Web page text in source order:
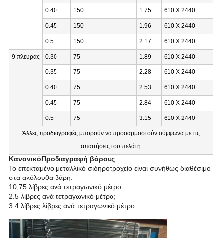
0.40 150 1.75 610 X 2440
0.45 150 1.96 610 X 2440
0.5 150 2.17 610 X 2440
9 πλευράς 0.30 75 1.89 610 X 2440
0.35 75 2.28 610 X 2440
0.40 75 2.53 610 X 2440
0.45 75 2.84 610 X 2440
0.5 75 3.15 610 X 2440
Άλλες προδιαγραφές μπορούν να προσαρμοστούν σύμφωνα με τις
απαιτήσεις του πελάτη
ΚανονικόΠροδιαγραφή βάρους
Το επεκταμένο μεταλλικό σιδηροτροχείο είναι συνήθως διαθέσιμο
στα ακόλουθα βάρη:
10,75 λίβρες ανά τετραγωνικό μέτρο.
2.5 λίβρες ανά τετραγωνικό μέτρο;
3.4 λίβρες λίβρες ανά τετραγωνικό μέτρο.